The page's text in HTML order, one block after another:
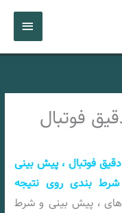
اصلی
فوتبال
فوتبال ، پیش بینی
شرط بندی روی نتیجه
، پیش بینی و شرط